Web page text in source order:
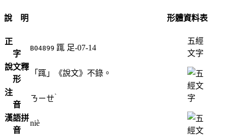
說 明
正
字
B04899 踂 足-07-14
說文釋
形
「踂」《說文》不錄。
注
音
ㄋㄧㄝˋ
漢語拼
音
niè
形體資料表
五經
文字